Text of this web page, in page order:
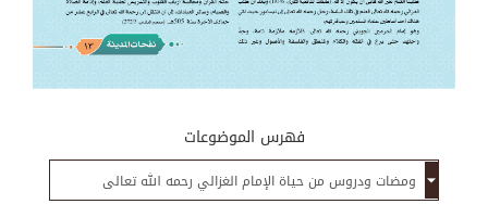
فهرس الموضوعات